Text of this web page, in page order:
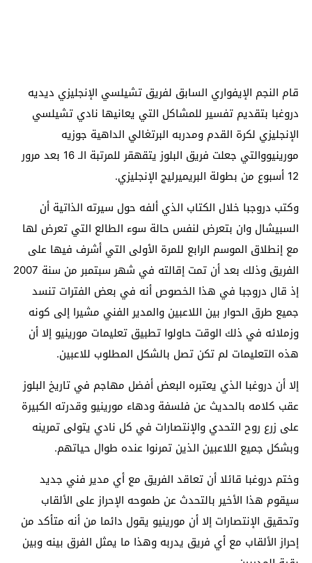
قام النجم الإيفواري السابق لفريق تشيلسي الإنجليزي ديديه
دروغبا بتقديم تفسير للمشاكل التي يعانيها نادي تشيلسي
الإنجليزي لكرة القدم ومدربه البرتغالي الداهية جوزيه
مورينيووالتي جعلت فريق البلوز يتقهقر للمرتبة الـ 16 بعد مرور
12 أسبوع من بطولة البريميرليج الإنجليزي.
وكتب دروجبا خلال الكتاب الذي ألفه حول سيرته الذاتية أن
السبيشال وان بتعرض لنفس حالة سوء الطالع التي تعرض لها
مع إنطلاق الموسم الرابع للمرة الأولى التي أشرف فيها على
الفريق وذلك بعد أن تمت إقالته في شهر سبتمبر من سنة 2007
إذ قال دروجبا في هذا الخصوص أنه في بعض الفترات تنسد
جميع طرق الحوار بين اللاعبين والمدير الفني مشيرا إلى كونه
وزملائه في ذلك الوقت حاولوا تطبيق تعليمات مورينيو إلا أن
هذه التعليمات لم تكن تصل بالشكل المطلوب للاعبين.
إلا أن دروغبا الذي يعتبره البعض أفضل مهاجم في تاريخ البلوز
عقب كلامه بالحديث عن فلسفة ودهاء مورينيو وقدرته الكبيرة
على زرع روح التحدي والإنتصارات في كل نادي يتولى تمرينه
وبشكل جميع اللاعبين الذين تمرنوا عنده طوال حياتهم.
وختم دروغبا قائلا أن تعاقد الفريق مع أي مدير فني جديد
سيقوم هذا الأخير بالتحدث عن طموحه الإحراز على الألقاب
وتحقيق الإنتصارات إلا أن مورينيو يقول دائما من أنه متأكد من
إحراز الألقاب مع أي فريق يدربه وهذا ما يمثل الفرق بينه وبين